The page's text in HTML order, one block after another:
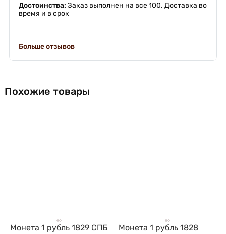
Достоинства: Заказ выполнен на все 100. Доставка во
время и в срок
Больше отзывов
Похожие товары
Монета 1 рубль 1829 СПБ
Монета 1 рубль 1828